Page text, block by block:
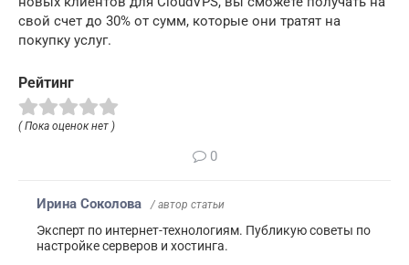
свой счет до 30% от сумм, которые они тратят на
покупку услуг.
Рейтинг
( Пока оценок нет )
0
Ирина Соколова / автор статьи
Эксперт по интернет-технологиям. Публикую советы по
настройке серверов и хостинга.